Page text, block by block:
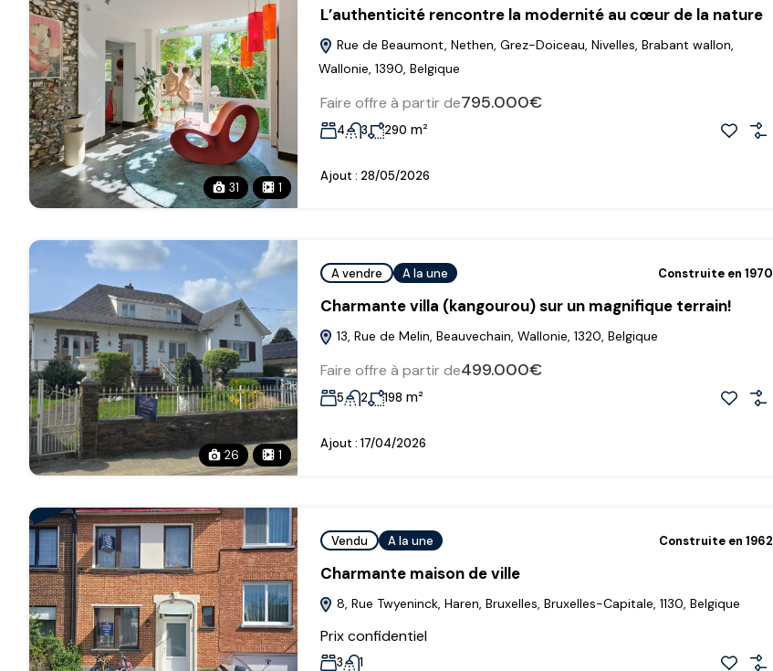
31 1
L’authenticité rencontre la modernité au cœur de la nature
Rue de Beaumont, Nethen, Grez-Doiceau, Nivelles, Brabant wallon,
Wallonie, 1390, Belgique
Faire offre à partir de795.000€
4 3 290 m²
Ajout : 28/05/2026
26 1
A vendre A la une Construite en 1970
Charmante villa (kangourou) sur un magnifique terrain!
13, Rue de Melin, Beauvechain, Wallonie, 1320, Belgique
Faire offre à partir de499.000€
5 2 198 m²
Ajout : 17/04/2026
Vendu A la une Construite en 1962
Charmante maison de ville
8, Rue Twyeninck, Haren, Bruxelles, Bruxelles-Capitale, 1130, Belgique
Prix confidentiel
3 1